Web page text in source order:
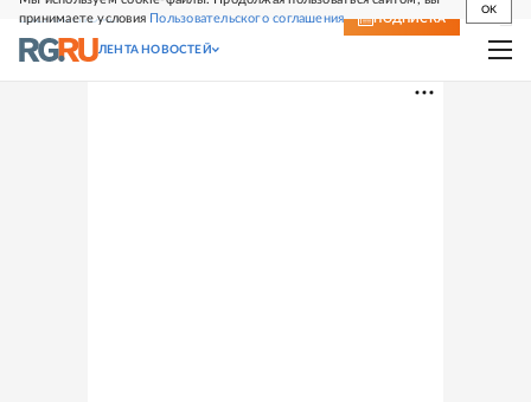
принимаете условия Пользовательского соглашения
OK
СВЕЖИЙ НОМЕР ПОДПИСКА
ЛЕНТА НОВОСТЕЙ